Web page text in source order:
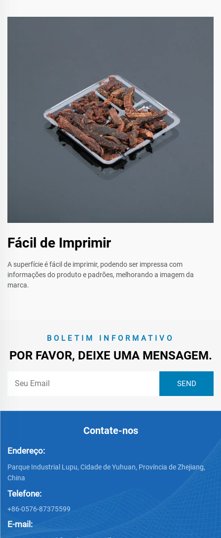
Fácil de Imprimir
A superfície é fácil de imprimir, podendo ser impressa com
informações do produto e padrões, melhorando a imagem da
marca.
BOLETIM INFORMATIVO
POR FAVOR, DEIXE UMA MENSAGEM.
Contate-nos
Endereço:
Parque Industrial Lupu, Cidade de Yuhuan, Província de Zhejiang,
China
Telefone:
+86-0576-87375599
E-mail: